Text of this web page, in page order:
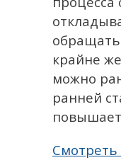
крайне
можно
ранней